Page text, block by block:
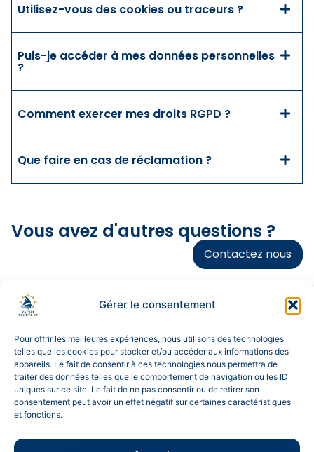
Gérer le consentement
Pour offrir les meilleures expériences, nous utilisons des technologies
telles que les cookies pour stocker et/ou accéder aux informations des
appareils. Le fait de consentir à ces technologies nous permettra de
traiter des données telles que le comportement de navigation ou les ID
uniques sur ce site. Le fait de ne pas consentir ou de retirer son
consentement peut avoir un effet négatif sur certaines caractéristiques
et fonctions.
Utilisez-vous des cookies ou traceurs ?
Puis-je accéder à mes données personnelles
?
Comment exercer mes droits RGPD ?
Que faire en cas de réclamation ?
Vous avez d'autres questions ?
Contactez nous
[mailpoet_form id="5"]
Tous droits réservés copyright 2025 Yacht Broker